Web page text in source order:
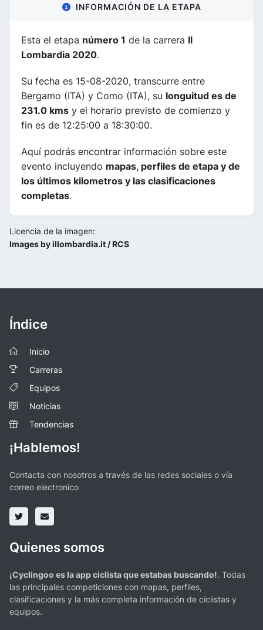
INFORMACIÓN DE LA ETAPA
Esta el etapa número 1 de la carrera Il
Lombardia 2020.
Su fecha es 15-08-2020, transcurre entre
Bergamo (ITA) y Como (ITA), su longuitud es de
231.0 kms y el horario previsto de comienzo y
fin es de 12:25:00 a 18:30:00.
Aquí podrás encontrar información sobre este
evento incluyendo mapas, perfiles de etapa y de
los últimos kilometros y las clasificaciones
completas.
Licencia de la imagen:
Images by illombardia.it / RCS
Índice
Inicio
Carreras
Equipos
Noticias
Tendencias
¡Hablemos!
Contacta con nosotros a través de las redes sociales o vía
correo electronico
Quienes somos
¡Cyclingoo es la app ciclista que estabas buscando!. Todas
las principales competiciones con mapas, perfiles,
clasificaciones y la más completa información de ciclistas y
equipos.